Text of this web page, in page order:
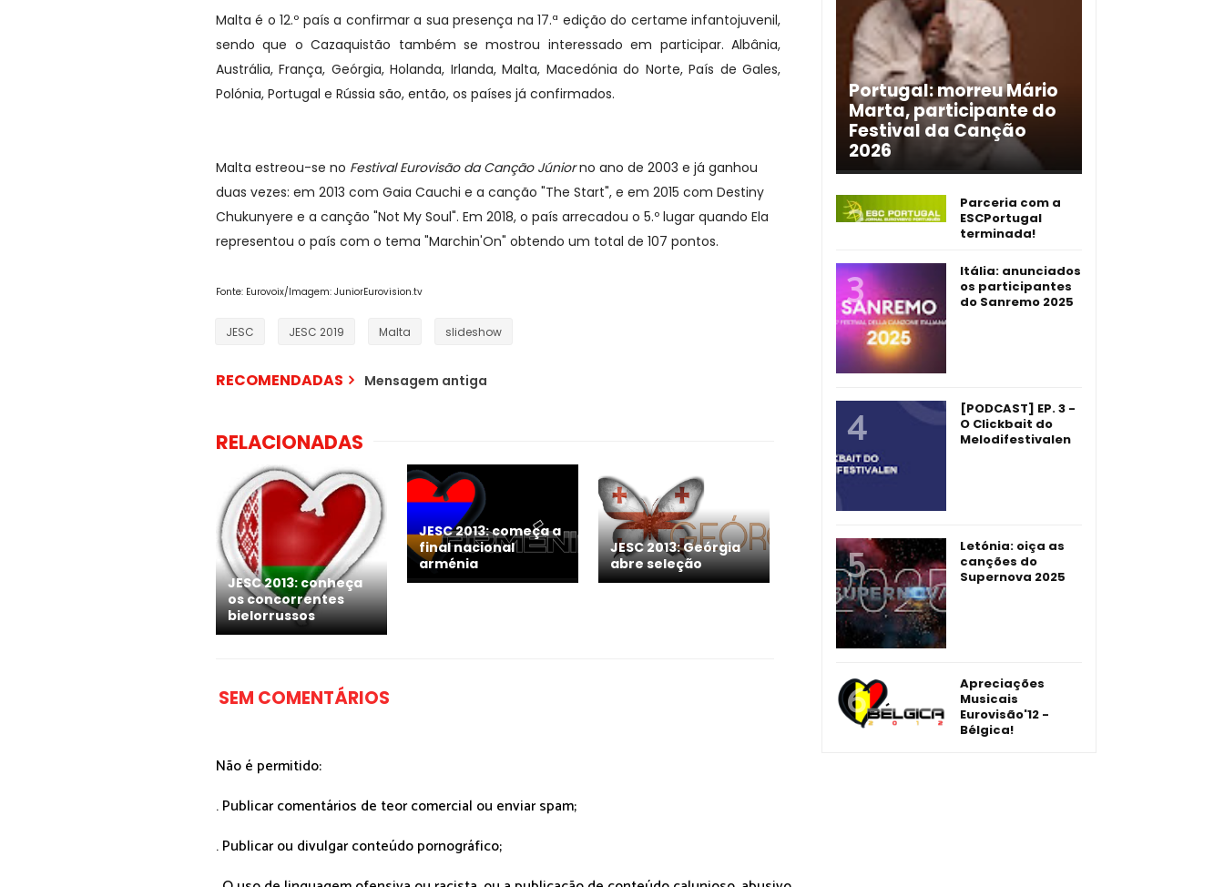
Malta é o 12.º país a confirmar a sua presença na 17.ª edição do certame infantojuvenil,
sendo que o Cazaquistão também se mostrou interessado em participar. Albânia,
Austrália, França, Geórgia, Holanda, Irlanda, Malta, Macedónia do Norte, País de Gales,
Polónia, Portugal e Rússia são, então, os países já confirmados.
Malta estreou-se no Festival Eurovisão da Canção Júniorno ano de 2003 e já ganhou
duas vezes: em 2013 com Gaia Cauchi e a canção "The Start", e em 2015 com Destiny
Chukunyere e a canção "Not My Soul". Em 2018, o país arrecadou o 5.º lugar quando Ela
representou o país com o tema "Marchin'On" obtendo um total de 107 pontos.
Fonte: Eurovoix/Imagem: JuniorEurovision.tv
JESC JESC 2019 Malta slideshow
RECOMENDADAS Mensagem antiga
RELACIONADAS
JESC 2013: conheça
os concorrentes
bielorrussos
JESC 2013: começa a
final nacional
arménia
JESC 2013: Geórgia
abre seleção
SEM COMENTÁRIOS
Não é permitido:
. Publicar comentários de teor comercial ou enviar spam;
. Publicar ou divulgar conteúdo pornográfico;
Portugal: morreu Mário
Marta, participante do
Festival da Canção
2026
Parceria com a
ESCPortugal
terminada!
Itália: anunciados
os participantes
do Sanremo 2025
[PODCAST] EP. 3 -
O Clickbait do
Melodifestivalen
Letónia: oiça as
canções do
Supernova 2025
Apreciações
Musicais
Eurovisão'12 -
Bélgica!